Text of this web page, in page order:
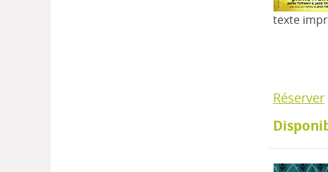
texte
Réserver